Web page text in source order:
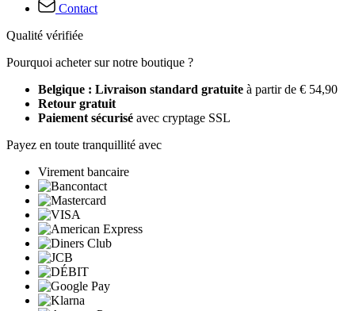
Contact
Qualité vérifiée
Pourquoi acheter sur notre boutique ?
Belgique : Livraison standard gratuite à partir de € 54,90
Retour gratuit
Paiement sécurisé avec cryptage SSL
Payez en toute tranquillité avec
Virement bancaire